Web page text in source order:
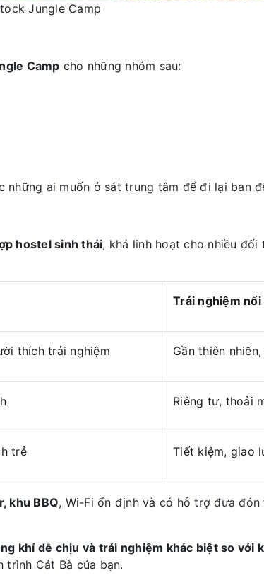
Jungle Camp
Camp cho những nhóm sau:
ai muốn ở sát trung tâm để đi lại ban
hostel sinh thái, khá linh hoạt cho nhiều
Trải nghiệm nổi
thích trải nghiệm Gần thiên
Riêng tư, thoải
trẻ Tiết kiệm, giao
khu BBQ, Wi-Fi ổn định và có hỗ trợ đưa
khí dễ chịu và trải nghiệm khác biệt so với
trình Cát Bà của bạn.